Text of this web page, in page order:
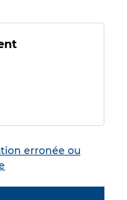
erronée ou